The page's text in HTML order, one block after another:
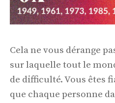
Cela ne vous dérange
sur laquelle tout le
de difficulté. Vous êtes
que chaque personne